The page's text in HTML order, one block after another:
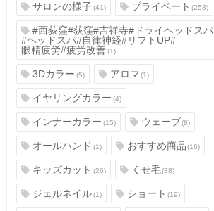
サロンの様子(41) プライベート(258)
#西荻窪#荻窪#吉祥寺#ドライヘッドスパ
#ヘッドスパ#自律神経#リフトUP#
眼精疲労#疲労改善(1)
3Dカラー(5) アロマ(1)
イヤリングカラー(4)
インナーカラー(15) ウェーブ(8)
オールハンド(1) おすすめ商品(16)
キッズカット(26) くせ毛(38)
ジェルネイル(1) ショート(19)